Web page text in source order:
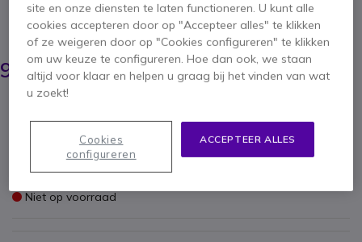
BESPAAR 30,00 €
92,95 € ex. BTW - 112,47 € incl. BTW
OFFERTE BINNEN 4 UUR
Niet op voorraad
site en onze diensten te laten functioneren. U kunt alle
cookies accepteren door op "Accepteer alles" te klikken
of ze weigeren door op "Cookies configureren" te klikken
om uw keuze te configureren. Hoe dan ook, we staan
altijd voor klaar en helpen u graag bij het vinden van wat
u zoekt!
ACCEPTEER ALLES
Cookies
configureren